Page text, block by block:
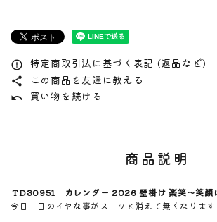
error_outline 特定商取引法に基づく表記 (返品など)
share この商品を友達に教える
undo 買い物を続ける
商品説明
TD30951 カレンダー 2026 壁掛け 楽笑～笑顔
今日一日のイヤな事がスーッと消えて無くなります